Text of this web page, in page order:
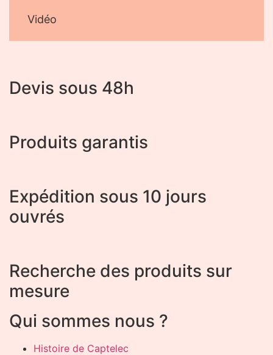
Vidéo
Devis sous 48h
Produits garantis
Expédition sous 10 jours
ouvrés
Recherche des produits sur
mesure
Qui sommes nous ?
Histoire de Captelec